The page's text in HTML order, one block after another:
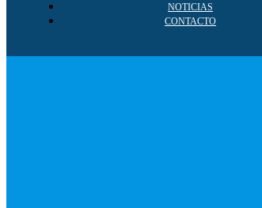
NOTICIAS
CONTACTO